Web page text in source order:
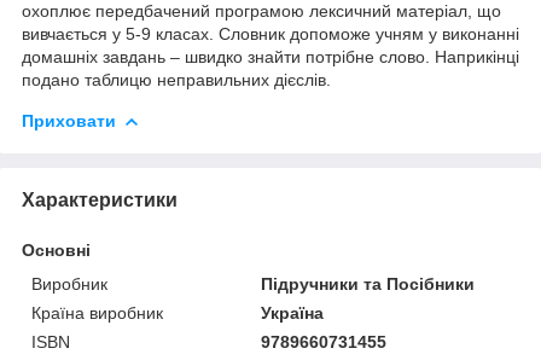
охоплює передбачений програмою лексичний матеріал, що
вивчається у 5-9 класах. Словник допоможе учням у виконанні
домашніх завдань – швидко знайти потрібне слово. Наприкінці
подано таблицю неправильних дієслів.
Приховати
Характеристики
Основні
Виробник
Підручники та Посібники
Країна виробник
Україна
ISBN
9789660731455